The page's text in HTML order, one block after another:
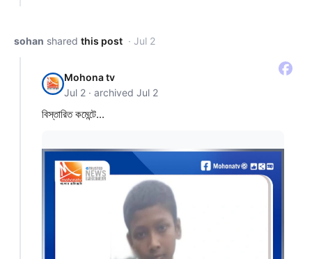
sohan shared this post · Jul 2
Mohona tv
Jul 2 · archived Jul 2
বিস্তারিত কমেন্টে...